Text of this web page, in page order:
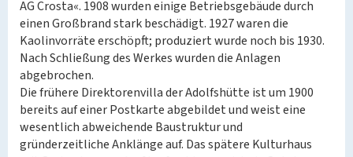
AG Crosta«. 1908 wurden einige Betriebsgebäude durch
einen Großbrand stark beschädigt. 1927 waren die
Kaolinvorräte erschöpft; produziert wurde noch bis 1930.
Nach Schließung des Werkes wurden die Anlagen
abgebrochen.
Die frühere Direktorenvilla der Adolfshütte ist um 1900
bereits auf einer Postkarte abgebildet und weist eine
wesentlich abweichende Baustruktur und
gründerzeitliche Anklänge auf. Das spätere Kulturhaus